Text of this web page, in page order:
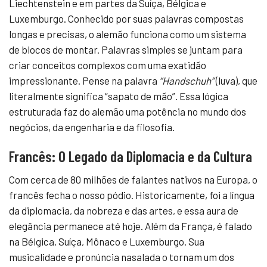
Liechtenstein e em partes da Suíça, Bélgica e
Luxemburgo. Conhecido por suas palavras compostas
longas e precisas, o alemão funciona como um sistema
de blocos de montar. Palavras simples se juntam para
criar conceitos complexos com uma exatidão
impressionante. Pense na palavra “Handschuh”(luva), que
literalmente significa “sapato de mão”. Essa lógica
estruturada faz do alemão uma potência no mundo dos
negócios, da engenharia e da filosofia.
Francês: O Legado da Diplomacia e da Cultura
Com cerca de 80 milhões de falantes nativos na Europa, o
francês fecha o nosso pódio. Historicamente, foi a língua
da diplomacia, da nobreza e das artes, e essa aura de
elegância permanece até hoje. Além da França, é falado
na Bélgica, Suíça, Mônaco e Luxemburgo. Sua
musicalidade e pronúncia nasalada o tornam um dos